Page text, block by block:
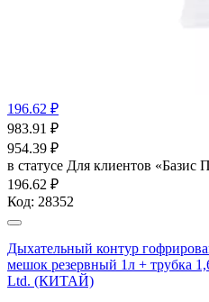
196.62 ₽
983.91 ₽
954.39 ₽
в статусе Для клиентов «Базис
196.62 ₽
Код: 28352
Дыхательный контур
мешок резервный 1л + трубка
Ltd. (КИТАЙ)